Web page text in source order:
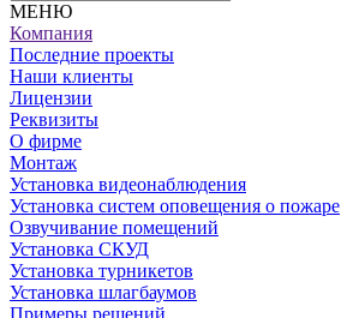
МЕНЮ
Компания
Последние проекты
Наши клиенты
Лицензии
Реквизиты
О фирме
Монтаж
Установка видеонаблюдения
Установка систем оповещения о пожаре
Озвучивание помещений
Установка СКУД
Установка турникетов
Установка шлагбаумов
Примеры решений